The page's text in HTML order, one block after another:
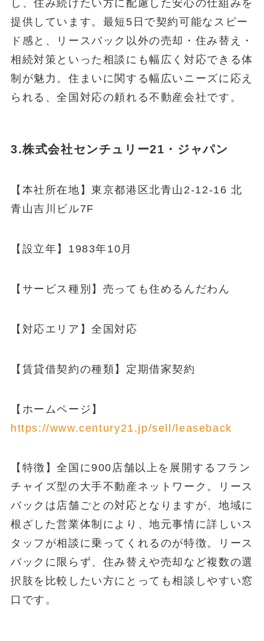
し、住み続けたい方に配慮した安心の仕組みを
提供しています。最短5日で契約可能なスピー
ド感と、リースバック以外の売却・住み替え・
相続対策といった相談にも幅広く対応できる体
制が魅力。住まいに関する幅広いニーズに応え
られる、全国対応の頼れる不動産会社です。
3.株式会社センチュリー21・ジャパン
【本社所在地】東京都港区北青山2-12-16 北
青山吉川ビル7F
【設立年】1983年10月
【サービス種別】売っても住めるんだわん
【対応エリア】全国対応
【賃貸借契約の種類】定期借家契約
【ホームページ】
https://www.century21.jp/sell/leaseback
【特徴】全国に900店舗以上を展開するフラン
チャイズ型の大手不動産ネットワーク。リース
バックは店舗ごとの対応となりますが、地域に
根ざした営業体制により、地元事情に詳しいス
タッフが相談に乗ってくれるのが特徴。リース
バックに限らず、住み替えや売却など複数の選
択肢を比較したい方にとっても相談しやすい窓
口です。